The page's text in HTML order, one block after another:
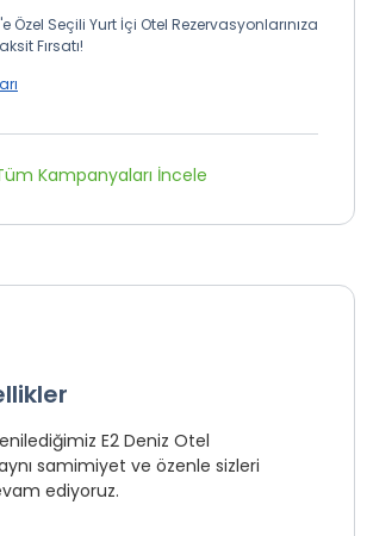
Özel Seçili Yurt İçi Otel Rezervasyonlarınıza
Fırsatı!
Kampanyaları İncele
E2 Deniz Otel
samimiyet ve özenle sizleri
ediyoruz.